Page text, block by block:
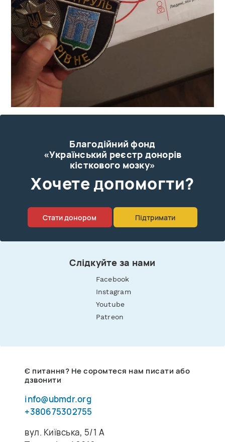
Благодійний фонд
«Український реєстр донорів
кісткового мозку»
Xочете допомогти?
Стати донором Підтримати
Слідкуйте за нами
Facebook
Instagram
Youtube
Patreon
Є питання? Не соромтеся нам писати або
дзвонити
info@ubmdr.org
+380675302755
вул. Київська, 5/1 A